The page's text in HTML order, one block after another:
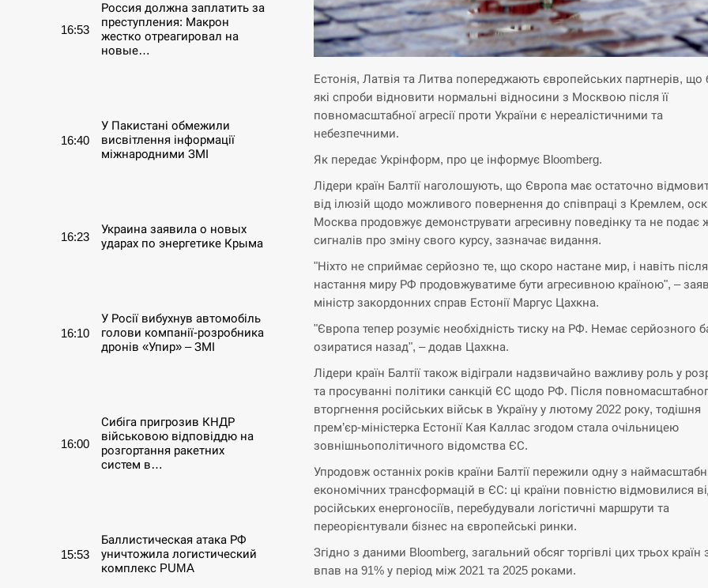
16:53
Россия должна заплатить за
преступления: Макрон
жестко отреагировал на
новые…
16:40
У Пакистані обмежили
висвітлення інформації
міжнародними ЗМІ
16:23
Украина заявила о новых
ударах по энергетике Крыма
16:10
У Росії вибухнув автомобіль
голови компанії-розробника
дронів «Упир» – ЗМІ
16:00
Сибіга пригрозив КНДР
військовою відповіддю на
розгортання ракетних
систем в…
15:53
Баллистическая атака РФ
уничтожила логистический
комплекс PUMA
Естонія, Латвія та Литва попереджають європейських партнерів, що
які спроби відновити нормальні відносини з Москвою після її
повномасштабної агресії проти України є нереалістичними та
небезпечними.
Як передає Укрінформ, про це інформує Bloomberg.
Лідери країн Балтії наголошують, що Європа має остаточно
від ілюзій щодо можливого повернення до співпраці з Кремлем,
Москва продовжує демонструвати агресивну поведінку та не подає
сигналів про зміну свого курсу, зазначає видання.
"Ніхто не сприймає серйозно те, що скоро настане мир, і навіть після
настання миру РФ продовжуватиме бути агресивною країною", –
міністр закордонних справ Естонії Маргус Цахкна.
"Європа тепер розуміє необхідність тиску на РФ. Немає серйозного
озиратися назад", – додав Цахкна.
Лідери країн Балтії також відіграли надзвичайно важливу роль у
та просуванні політики санкцій ЄС щодо РФ. Після
вторгнення російських військ в Україну у лютому 2022 року, тодішня
прем’єр-міністерка Естонії Кая Каллас згодом стала очільницею
зовнішньополітичного відомства ЄС.
Упродовж останніх років країни Балтії пережили одну з
економічних трансформацій в ЄС: ці країни повністю відмовилися
російських енергоносіїв, перебудували логістичні маршрути та
переорієнтували бізнес на європейські ринки.
Згідно з даними Bloomberg, загальний обсяг торгівлі цих трьох країн
впав на 91% у період між 2021 та 2025 роками.